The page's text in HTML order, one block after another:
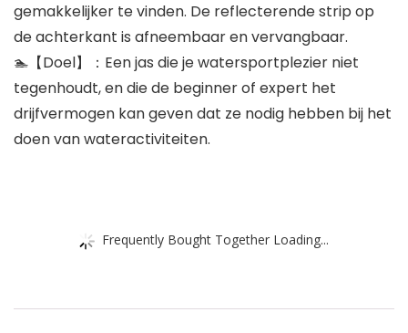
gemakkelijker te vinden. De reflecterende strip op
de achterkant is afneembaar en vervangbaar.
🏊‍【Doel】：Een jas die je watersportplezier niet
tegenhoudt, en die de beginner of expert het
drijfvermogen kan geven dat ze nodig hebben bij het
doen van wateractiviteiten.
Frequently Bought Together Loading...